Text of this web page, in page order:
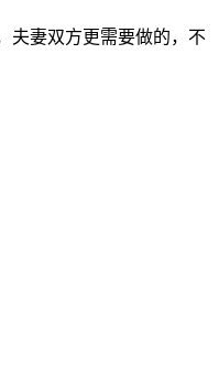
夫妻双方更需要做的，不